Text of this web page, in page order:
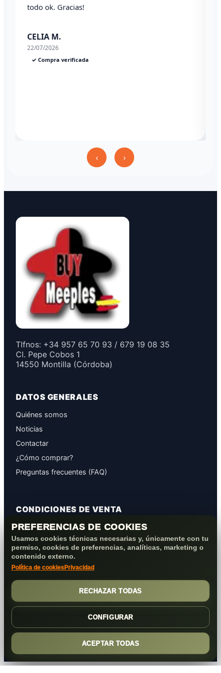
PREFERENCIAS DE COOKIES
Usamos cookies técnicas necesarias y, únicamente con tu
permiso, cookies de preferencias, analíticas, marketing o
contenido externo.
Política de cookies Privacidad
RECHAZAR TODAS
CONFIGURAR
ACEPTAR TODAS
‹
todo ok. Gracias!
CELIA M.
22/07/2026
✓ Compra verificada
›
Tlfnos: +34 957 65 70 93 / 679 19 08 35
Cl. Pepe Cobos 1
14550 Montilla (Córdoba)
DATOS GENERALES
Quiénes somos
Noticias
Contactar
¿Cómo comprar?
Preguntas frecuentes (FAQ)
CONDICIONES DE VENTA
GARANTÍAS
PROTECCIÓN DE DATOS
COOKIES+PRIVACIDAD
FORMAS DE PAGO
(c) 2026Elmejorserver.com